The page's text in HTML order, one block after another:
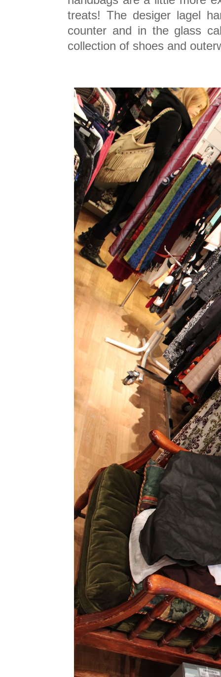
treats! The desiger lagel
counter and in the glass
collection of shoes and